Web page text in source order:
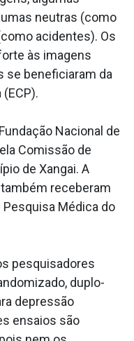
neutras (como
acidentes). Os
às imagens
se beneficiaram da
Nacional de
Comissão de
de Xangai. A
receberam
Médica do
pesquisadores
duplo-
depressão
ensaios são